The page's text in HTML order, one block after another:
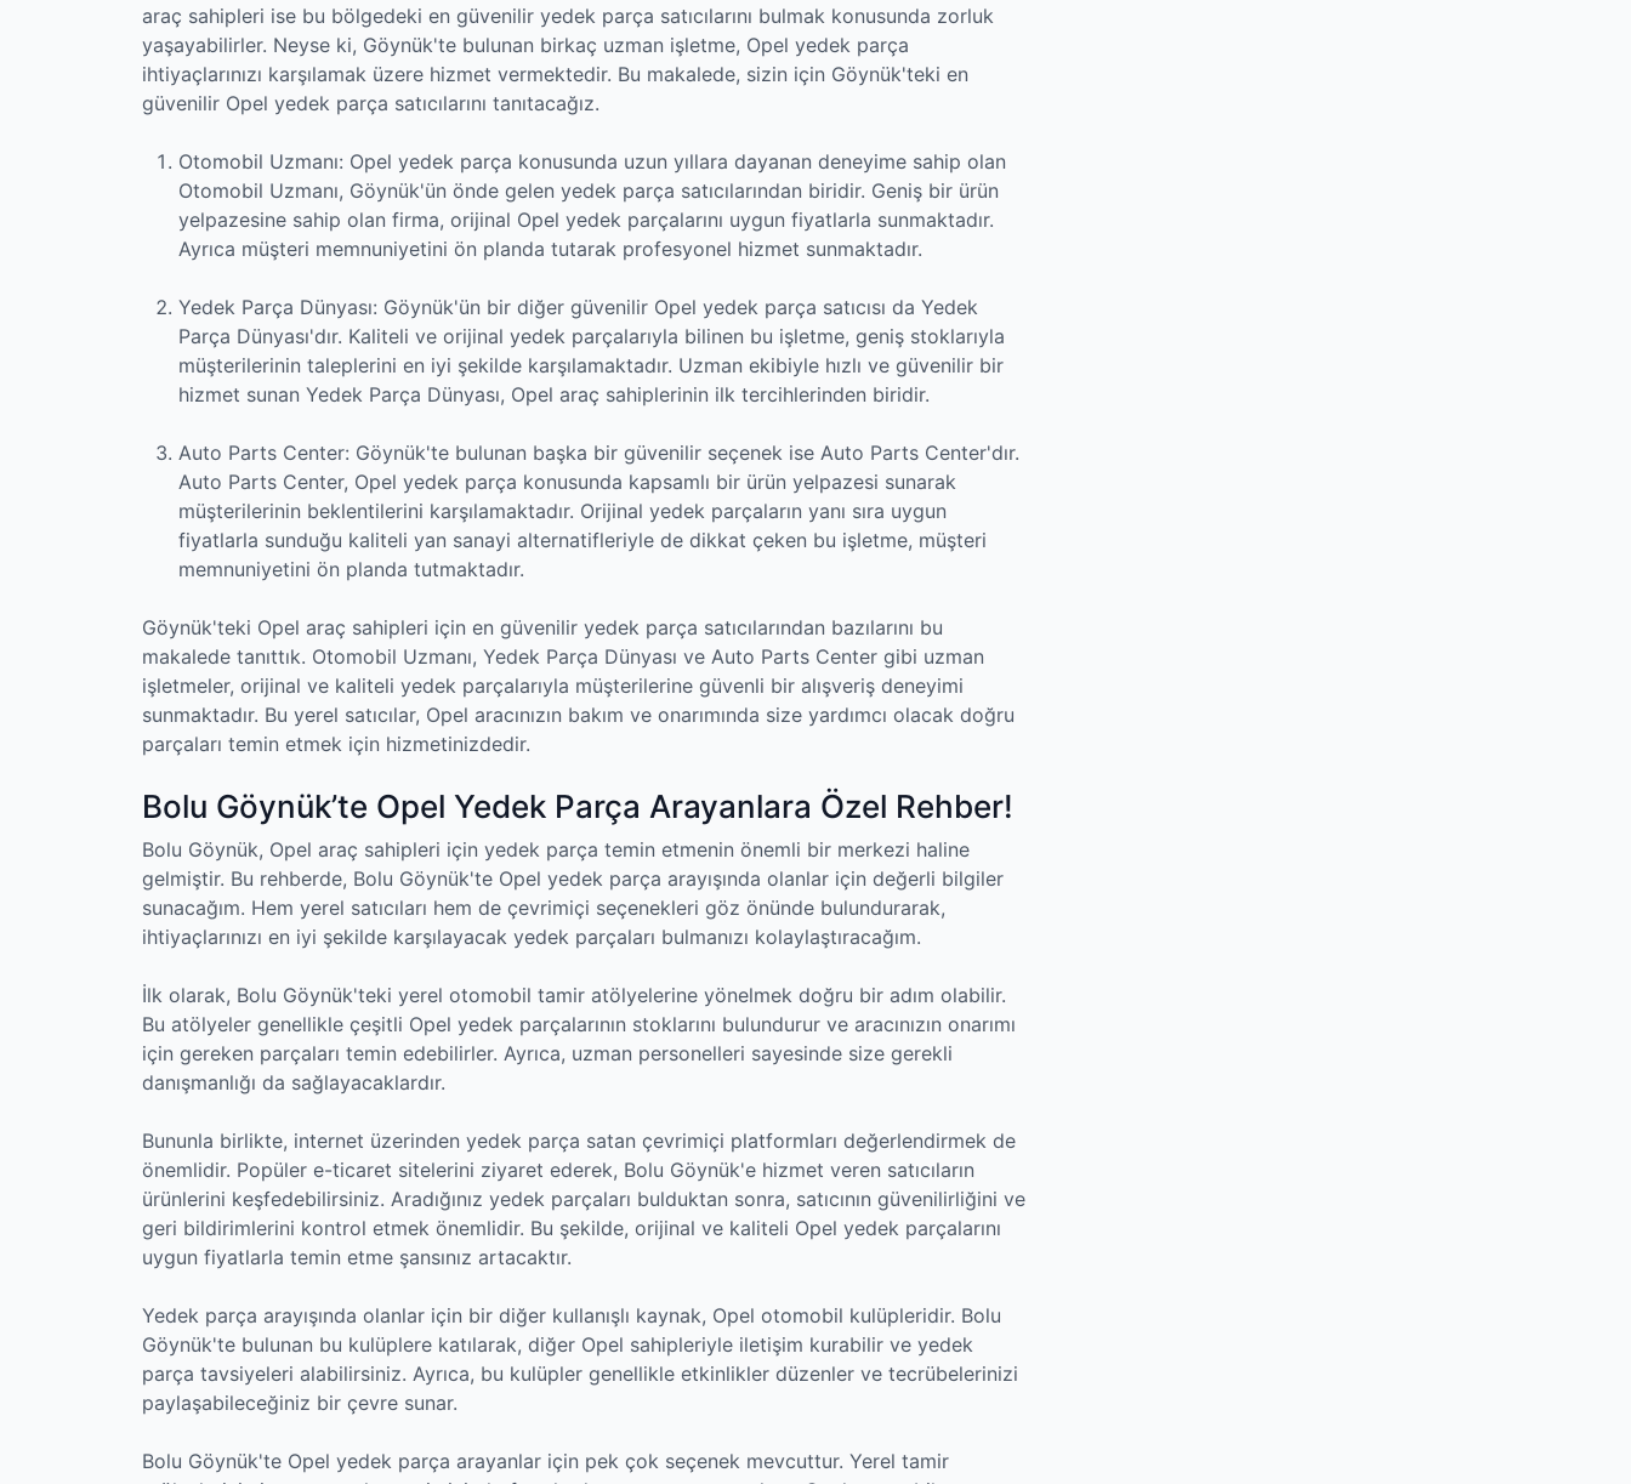
araç sahipleri ise bu bölgedeki en güvenilir yedek parça satıcılarını bulmak konusunda zorluk
yaşayabilirler. Neyse ki, Göynük'te bulunan birkaç uzman işletme, Opel yedek parça
ihtiyaçlarınızı karşılamak üzere hizmet vermektedir. Bu makalede, sizin için Göynük'teki en
güvenilir Opel yedek parça satıcılarını tanıtacağız.
Otomobil Uzmanı: Opel yedek parça konusunda uzun yıllara dayanan deneyime sahip olan
Otomobil Uzmanı, Göynük'ün önde gelen yedek parça satıcılarından biridir. Geniş bir ürün
yelpazesine sahip olan firma, orijinal Opel yedek parçalarını uygun fiyatlarla sunmaktadır.
Ayrıca müşteri memnuniyetini ön planda tutarak profesyonel hizmet sunmaktadır.
Yedek Parça Dünyası: Göynük'ün bir diğer güvenilir Opel yedek parça satıcısı da Yedek
Parça Dünyası'dır. Kaliteli ve orijinal yedek parçalarıyla bilinen bu işletme, geniş stoklarıyla
müşterilerinin taleplerini en iyi şekilde karşılamaktadır. Uzman ekibiyle hızlı ve güvenilir bir
hizmet sunan Yedek Parça Dünyası, Opel araç sahiplerinin ilk tercihlerinden biridir.
Auto Parts Center: Göynük'te bulunan başka bir güvenilir seçenek ise Auto Parts Center'dır.
Auto Parts Center, Opel yedek parça konusunda kapsamlı bir ürün yelpazesi sunarak
müşterilerinin beklentilerini karşılamaktadır. Orijinal yedek parçaların yanı sıra uygun
fiyatlarla sunduğu kaliteli yan sanayi alternatifleriyle de dikkat çeken bu işletme, müşteri
memnuniyetini ön planda tutmaktadır.
Göynük'teki Opel araç sahipleri için en güvenilir yedek parça satıcılarından bazılarını bu
makalede tanıttık. Otomobil Uzmanı, Yedek Parça Dünyası ve Auto Parts Center gibi uzman
işletmeler, orijinal ve kaliteli yedek parçalarıyla müşterilerine güvenli bir alışveriş deneyimi
sunmaktadır. Bu yerel satıcılar, Opel aracınızın bakım ve onarımında size yardımcı olacak doğru
parçaları temin etmek için hizmetinizdedir.
Bolu Göynük’te Opel Yedek Parça Arayanlara Özel Rehber!
Bolu Göynük, Opel araç sahipleri için yedek parça temin etmenin önemli bir merkezi haline
gelmiştir. Bu rehberde, Bolu Göynük'te Opel yedek parça arayışında olanlar için değerli bilgiler
sunacağım. Hem yerel satıcıları hem de çevrimiçi seçenekleri göz önünde bulundurarak,
ihtiyaçlarınızı en iyi şekilde karşılayacak yedek parçaları bulmanızı kolaylaştıracağım.
İlk olarak, Bolu Göynük'teki yerel otomobil tamir atölyelerine yönelmek doğru bir adım olabilir.
Bu atölyeler genellikle çeşitli Opel yedek parçalarının stoklarını bulundurur ve aracınızın onarımı
için gereken parçaları temin edebilirler. Ayrıca, uzman personelleri sayesinde size gerekli
danışmanlığı da sağlayacaklardır.
Bununla birlikte, internet üzerinden yedek parça satan çevrimiçi platformları değerlendirmek de
önemlidir. Popüler e-ticaret sitelerini ziyaret ederek, Bolu Göynük'e hizmet veren satıcıların
ürünlerini keşfedebilirsiniz. Aradığınız yedek parçaları bulduktan sonra, satıcının güvenilirliğini ve
geri bildirimlerini kontrol etmek önemlidir. Bu şekilde, orijinal ve kaliteli Opel yedek parçalarını
uygun fiyatlarla temin etme şansınız artacaktır.
Yedek parça arayışında olanlar için bir diğer kullanışlı kaynak, Opel otomobil kulüpleridir. Bolu
Göynük'te bulunan bu kulüplere katılarak, diğer Opel sahipleriyle iletişim kurabilir ve yedek
parça tavsiyeleri alabilirsiniz. Ayrıca, bu kulüpler genellikle etkinlikler düzenler ve tecrübelerinizi
paylaşabileceğiniz bir çevre sunar.
Bolu Göynük'te Opel yedek parça arayanlar için pek çok seçenek mevcuttur. Yerel tamir